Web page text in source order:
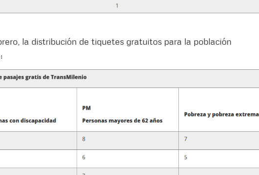
la distribución de tiquetes gratuitos para la población